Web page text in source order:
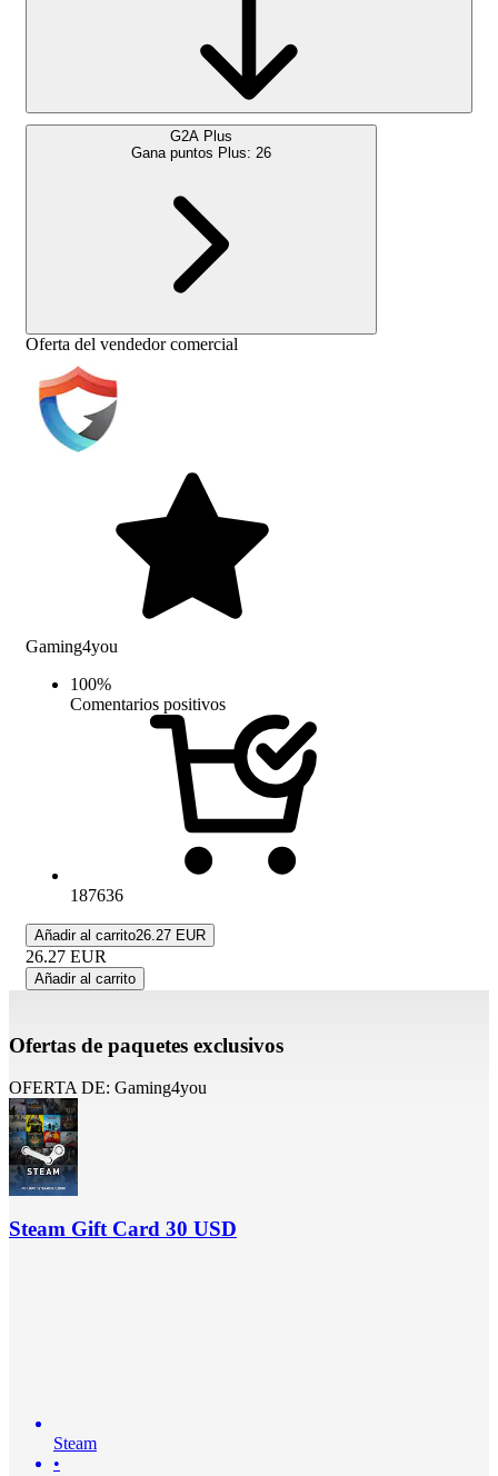
G2A Plus
Gana puntos Plus: 26
Oferta del vendedor comercial
Gaming4you
100%
Comentarios positivos
187636
Añadir al carrito26.27 EUR
26.27 EUR
Añadir al carrito
Ofertas de paquetes exclusivos
OFERTA DE: Gaming4you
Steam Gift Card 30 USD
Steam
•